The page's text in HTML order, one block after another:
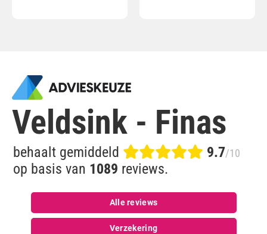
Veldsink - Finas
behaalt gemiddeld 9.7/10
op basis van 1089 reviews.
Alle reviews
Verzekering